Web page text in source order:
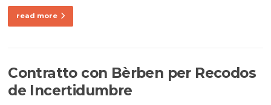
read more
Contratto con Bèrben per Recodos
de Incertidumbre